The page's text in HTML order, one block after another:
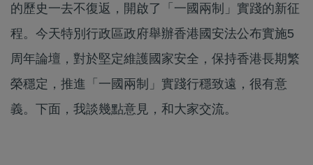
的歷史一去不復返，開啟了「一國兩制」實踐的新征
程。今天特別行政區政府舉辦香港國安法公布實施5
周年論壇，對於堅定維護國家安全，保持香港長期繁
榮穩定，推進「一國兩制」實踐行穩致遠，很有意
義。下面，我談幾點意見，和大家交流。